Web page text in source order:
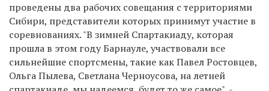
проведены два рабочих совещания с территориями
Сибири, представители которых принимут участие в
соревнованиях. "В зимней Спартакиаду, которая
прошла в этом году Барнауле, участвовали все
сильнейшие спортсмены, такие как Павел Ростовцев,
Ольга Пылева, Светлана Черноусова, на летней